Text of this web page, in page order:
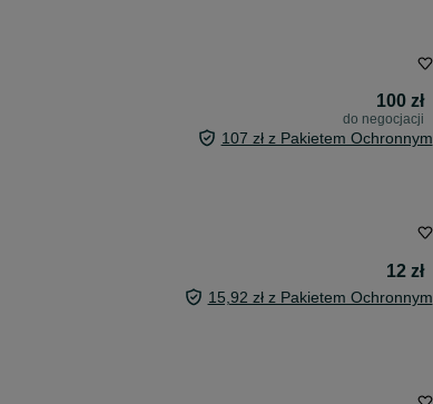
100 zł
do negocjacji
107 zł z Pakietem Ochronnym
12 zł
15,92 zł z Pakietem Ochronnym